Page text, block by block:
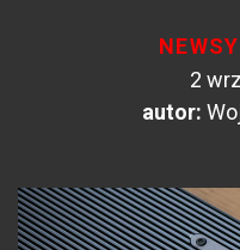
NEWSY
2
autor: